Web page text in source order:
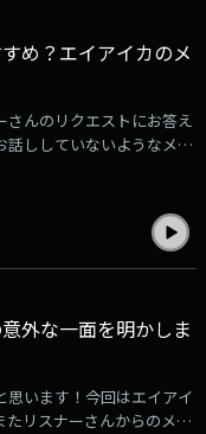
め？エイアイカのメ
んのリクエストにお答え
話ししていないようなメン
んどん送ってください
外な一面を明かしま
います！今回はエイアイ
リスナーさんからのメッ